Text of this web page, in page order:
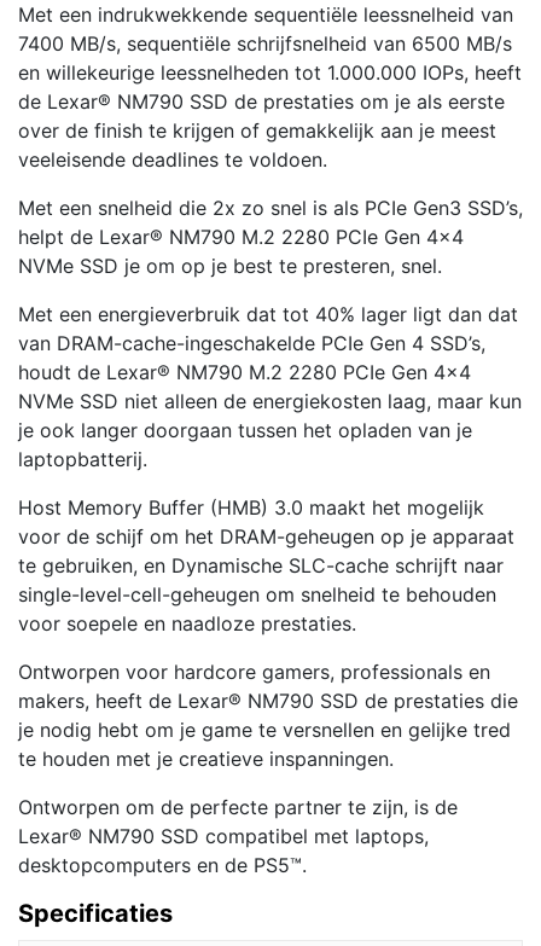
Met een indrukwekkende sequentiële leessnelheid van
7400 MB/s, sequentiële schrijfsnelheid van 6500 MB/s
en willekeurige leessnelheden tot 1.000.000 IOPs, heeft
de Lexar® NM790 SSD de prestaties om je als eerste
over de finish te krijgen of gemakkelijk aan je meest
veeleisende deadlines te voldoen.
Met een snelheid die 2x zo snel is als PCIe Gen3 SSD’s,
helpt de Lexar® NM790 M.2 2280 PCIe Gen 4×4
NVMe SSD je om op je best te presteren, snel.
Met een energieverbruik dat tot 40% lager ligt dan dat
van DRAM-cache-ingeschakelde PCIe Gen 4 SSD’s,
houdt de Lexar® NM790 M.2 2280 PCIe Gen 4×4
NVMe SSD niet alleen de energiekosten laag, maar kun
je ook langer doorgaan tussen het opladen van je
laptopbatterij.
Host Memory Buffer (HMB) 3.0 maakt het mogelijk
voor de schijf om het DRAM-geheugen op je apparaat
te gebruiken, en Dynamische SLC-cache schrijft naar
single-level-cell-geheugen om snelheid te behouden
voor soepele en naadloze prestaties.
Ontworpen voor hardcore gamers, professionals en
makers, heeft de Lexar® NM790 SSD de prestaties die
je nodig hebt om je game te versnellen en gelijke tred
te houden met je creatieve inspanningen.
Ontworpen om de perfecte partner te zijn, is de
Lexar® NM790 SSD compatibel met laptops,
desktopcomputers en de PS5™.
Specificaties